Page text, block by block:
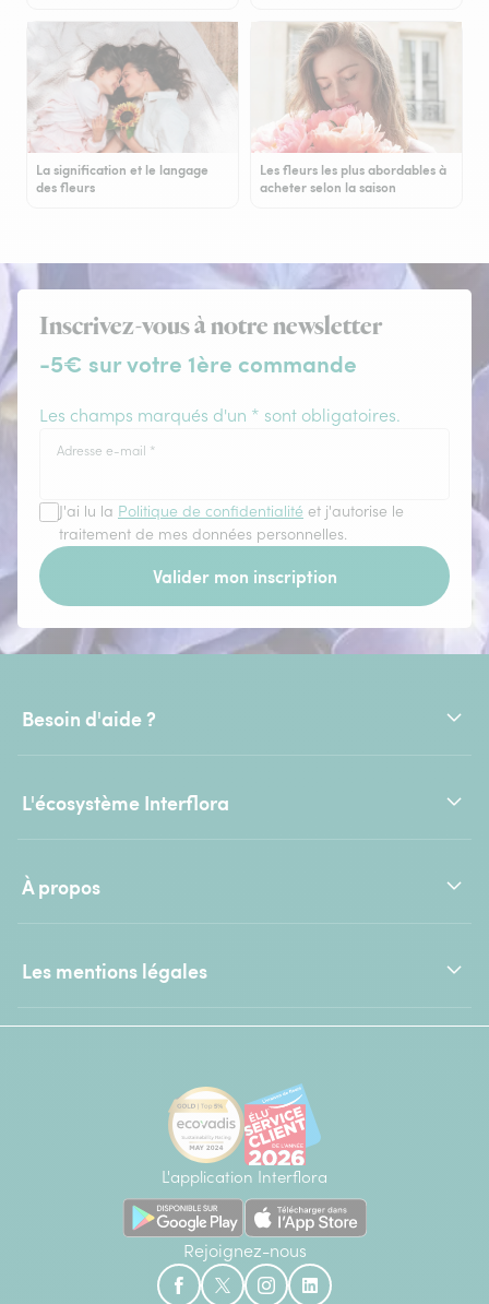
La signification et le langage
des fleurs
Les fleurs les plus abordables à
acheter selon la saison
Inscrivez-vous à notre newsletter
-5€ sur votre 1ère commande
Les champs marqués d'un * sont obligatoires.
Adresse e-mail *
J'ai lu la Politique de confidentialité et j'autorise le
traitement de mes données personnelles.
Valider mon inscription
Besoin d'aide ?
L'écosystème Interflora
À propos
Les mentions légales
L'application Interflora
Rejoignez-nous